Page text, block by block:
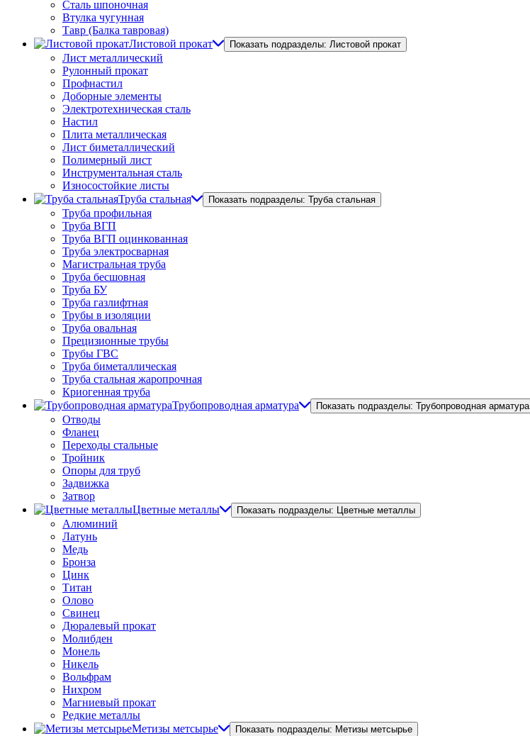
Сталь шпоночная
Втулка чугунная
Тавр (Балка тавровая)
Листовой прокат
Показать подразделы: Листовой прокат
Лист металлический
Рулонный прокат
Профнастил
Доборные элементы
Электротехническая сталь
Настил
Плита металлическая
Лист биметаллический
Полимерный лист
Инструментальная сталь
Износостойкие листы
Труба стальная
Показать подразделы: Труба стальная
Труба профильная
Труба ВГП
Труба ВГП оцинкованная
Труба электросварная
Магистральная труба
Труба бесшовная
Труба БУ
Труба газлифтная
Трубы в изоляции
Труба овальная
Прецизионные трубы
Трубы ГВС
Труба биметаллическая
Труба стальная жаропрочная
Криогенная труба
Трубопроводная арматура
Показать подразделы: Трубопроводная арматура
Отводы
Фланец
Переходы стальные
Тройник
Опоры для труб
Задвижка
Затвор
Цветные металлы
Показать подразделы: Цветные металлы
Алюминий
Латунь
Медь
Бронза
Цинк
Титан
Олово
Свинец
Дюралевый прокат
Молибден
Монель
Никель
Вольфрам
Нихром
Магниевый прокат
Редкие металлы
Метизы метсырье
Показать подразделы: Метизы метсырье